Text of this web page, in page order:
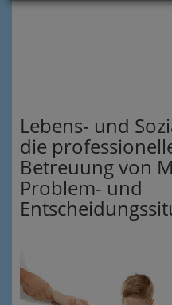
Lebens- und
die
Betreuung von
Problem- und